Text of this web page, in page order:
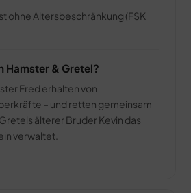
ohne Altersbeschränkung (FSK
Hamster & Gretel?
Fred erhalten von
– und retten gemeinsam
älterer Bruder Kevin das
verwaltet.